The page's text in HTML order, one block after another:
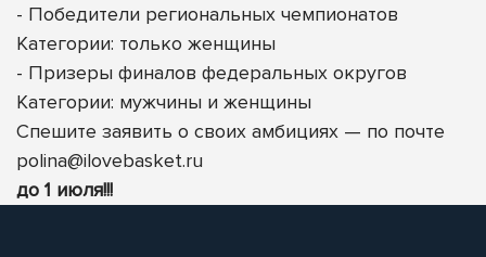
- Победители региональных чемпионатов
Категории: только женщины
- Призеры финалов федеральных округов
Категории: мужчины и женщины
Спешите заявить о своих амбициях — по почте
polina@ilovebasket.ru
до 1 июля!!!